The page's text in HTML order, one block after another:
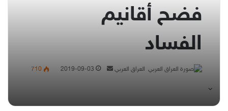
فضح أقانيم
الفساد
العراق العربي
أرسل 2019-09-03
710